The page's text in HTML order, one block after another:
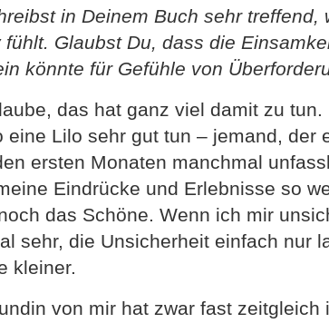
in Deinem Buch sehr
fühlt. Glaubst Du, dass die
könnte für Gefühle von
das hat ganz viel damit zu
eine Lilo sehr gut tun – jemand, der
ersten Monaten manchmal
Eindrücke und Erlebnisse so
das Schöne. Wenn ich mir
sehr, die Unsicherheit einfach nur
kleiner.
von mir hat zwar fast